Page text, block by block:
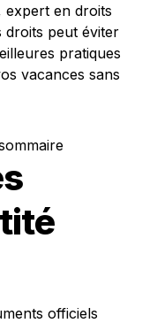
expert en droits
droits peut éviter
pratiques
vacances sans
officiels